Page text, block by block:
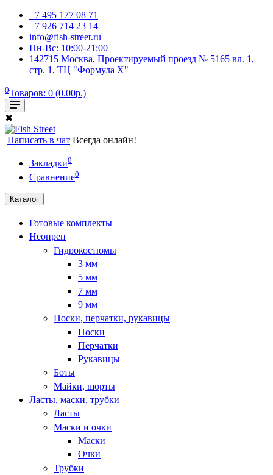
+7 495 177 08 71
+7 926 714 23 14
info@fish-street.ru
Пн-Вс: 10:00-21:00
142715 Москва, Проектируемый проезд № 5165 вл. 1,
стр. 1, ТЦ "Формула X"
0Товаров: 0 (0.00р.)
✖
Написать в чат Всегда онлайн!
Закладки0
Сравнение0
Каталог
Готовые комплекты
Неопрен
Гидрокостюмы
3 мм
5 мм
7 мм
9 мм
Носки, перчатки, рукавицы
Носки
Перчатки
Рукавицы
Боты
Майки, шорты
Ласты, маски, трубки
Ласты
Маски и очки
Маски
Очки
Трубки